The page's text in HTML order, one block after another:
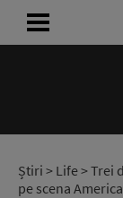
Știri > Life> Trei
pe scena
RADIO